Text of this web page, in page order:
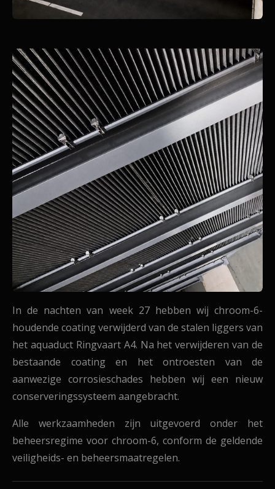
In de nachten van week 27 hebben wij chroom-6-
houdende coating verwijderd van de stalen liggers van
het aquaduct Ringvaart A4. Na het verwijderen van de
bestaande coating en het ontroesten van de
aanwezige corrosieschades hebben wij een nieuw
conserveringssysteem aangebracht.
Alle werkzaamheden zijn uitgevoerd onder het
beheersregime voor chroom-6, conform de geldende
veiligheids- en beheersmaatregelen.